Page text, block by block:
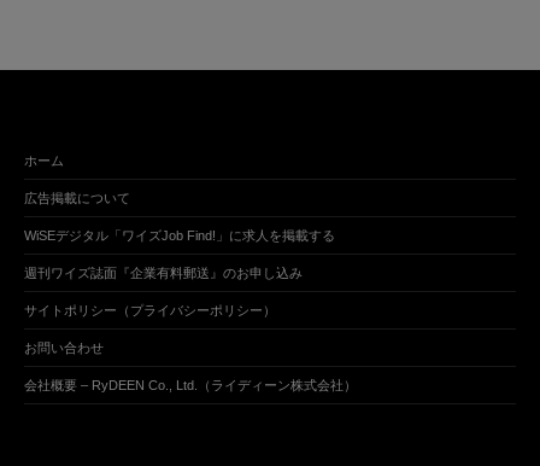
ホーム
広告掲載について
WiSEデジタル「ワイズJob Find!」に求人を掲載する
週刊ワイズ誌面『企業有料郵送』のお申し込み
サイトポリシー（プライバシーポリシー）
お問い合わせ
会社概要 – RyDEEN Co., Ltd.（ライディーン株式会社）